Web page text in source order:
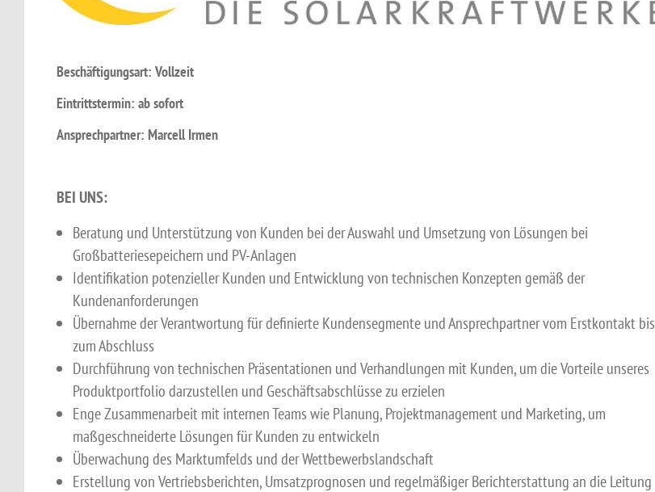
Beschäftigungsart: Vollzeit
Eintrittstermin: ab sofort
Ansprechpartner: Marcell Irmen
BEI UNS:
Beratung und Unterstützung von Kunden bei der Auswahl und Umsetzung von Lösungen bei
Großbatteriesepeichern und PV-Anlagen
Identifikation potenzieller Kunden und Entwicklung von technischen Konzepten gemäß der
Kundenanforderungen
Übernahme der Verantwortung für definierte Kundensegmente und Ansprechpartner vom Erstkontakt bis
zum Abschluss
Durchführung von technischen Präsentationen und Verhandlungen mit Kunden, um die Vorteile unseres
Produktportfolio darzustellen und Geschäftsabschlüsse zu erzielen
Enge Zusammenarbeit mit internen Teams wie Planung, Projektmanagement und Marketing, um
maßgeschneiderte Lösungen für Kunden zu entwickeln
Überwachung des Marktumfelds und der Wettbewerbslandschaft
Erstellung von Vertriebsberichten, Umsatzprognosen und regelmäßiger Berichterstattung an die Leitung